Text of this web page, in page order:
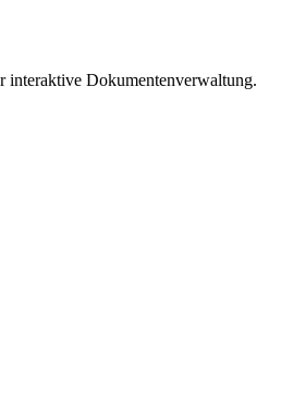
interaktive Dokumentenverwaltung.